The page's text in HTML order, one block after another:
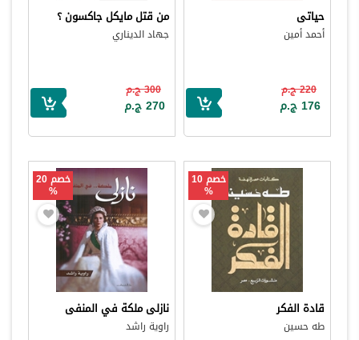
حياتى
أحمد أمين
220 ج.م
176 ج.م
من قتل مايكل جاكسون ؟
جهاد الديناري
300 ج.م
270 ج.م
خصم 10
%
قادة الفكر
طه حسين
خصم 20
%
نازلى ملكة في المنفى
راوية راشد